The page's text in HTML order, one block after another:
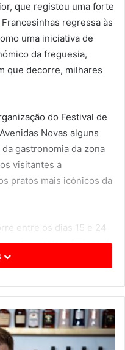
que registou uma forte
regressa às
uma iniciativa de
da freguesia,
que decorre, milhares
do Festival de
Novas alguns
gastronomia da zona
visitantes a
pratos mais icónicos da
entre os dias 15 e 24
gastronómicos da
na dinamização do